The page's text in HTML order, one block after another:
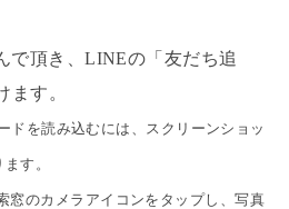
頂き、LINEの「友だち追
ます。
を読み込むには、スクリーンショッ
す。
窓のカメラアイコンをタップし、写真